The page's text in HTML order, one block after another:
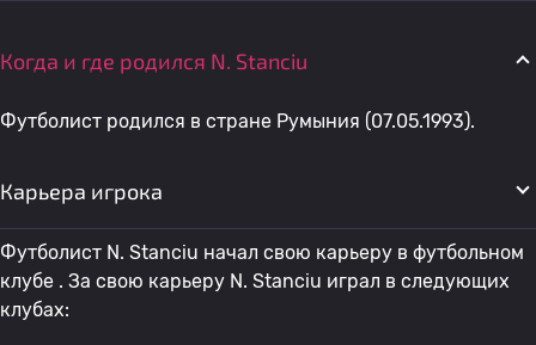
Когда и где родился N. Stanciu
Футболист родился в стране Румыния (07.05.1993).
Карьера игрока
Футболист N. Stanciu начал свою карьеру в футбольном
клубе . За свою карьеру N. Stanciu играл в следующих
клубах: